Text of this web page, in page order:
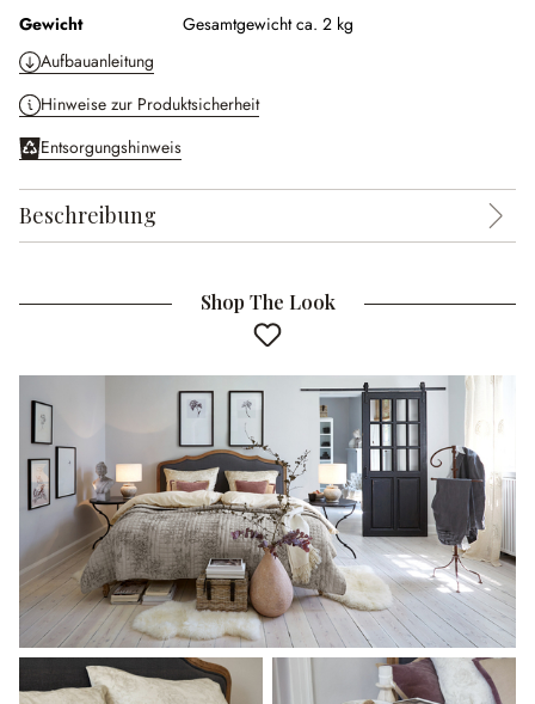
Gewicht
Gesamtgewicht ca. 2 kg
Aufbauanleitung
Hinweise zur Produktsicherheit
Entsorgungshinweis
Beschreibung
Shop The Look